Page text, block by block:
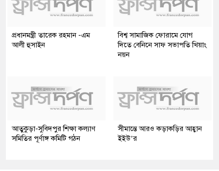
প্রধানমন্ত্রী তারেক রহমান -এম
আলী হুসাইন
বিশ্ব সামাজিক ফোরামে যোগ
দিতে বেনিনে সাফ সভাপতি খিয়াং
নয়ন
আতুকুড়া-সুবিদপুর শিক্ষা কল্যাণ
সমিতির পূর্ণাঙ্গ কমিটি গঠন
সীমান্তে আরও কড়াকড়ির আহ্বান
ইইউ’র